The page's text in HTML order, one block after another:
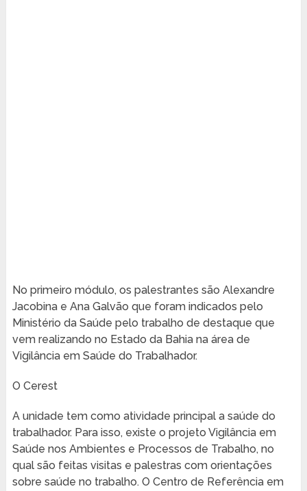
No primeiro módulo, os palestrantes são Alexandre
Jacobina e Ana Galvão que foram indicados pelo
Ministério da Saúde pelo trabalho de destaque que
vem realizando no Estado da Bahia na área de
Vigilância em Saúde do Trabalhador.
O Cerest
A unidade tem como atividade principal a saúde do
trabalhador. Para isso, existe o projeto Vigilância em
Saúde nos Ambientes e Processos de Trabalho, no
qual são feitas visitas e palestras com orientações
sobre saúde no trabalho. O Centro de Referência em